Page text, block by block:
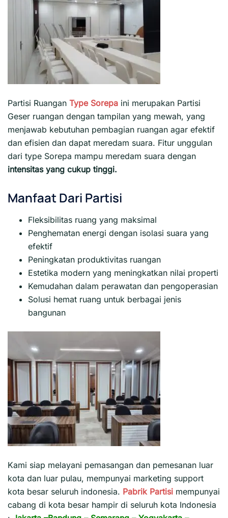
Partisi Ruangan Type Sorepa ini merupakan Partisi
Geser ruangan dengan tampilan yang mewah, yang
menjawab kebutuhan pembagian ruangan agar efektif
dan efisien dan dapat meredam suara. Fitur unggulan
dari type Sorepa mampu meredam suara dengan
intensitas yang cukup tinggi.
Manfaat Dari Partisi
Fleksibilitas ruang yang maksimal
Penghematan energi dengan isolasi suara yang
efektif
Peningkatan produktivitas ruangan
Estetika modern yang meningkatkan nilai properti
Kemudahan dalam perawatan dan pengoperasian
Solusi hemat ruang untuk berbagai jenis
bangunan
Kami siap melayani pemasangan dan pemesanan luar
kota dan luar pulau, mempunyai marketing support
kota besar seluruh indonesia. Pabrik Partisi mempunyai
cabang di kota besar hampir di seluruh kota Indonesia